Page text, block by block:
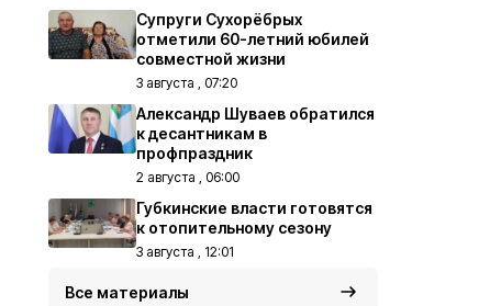
Супруги Сухорёбрых
отметили 60-летний юбилей
совместной жизни
3 августа , 07:20
Александр Шуваев обратился
к десантникам в
профпраздник
2 августа , 06:00
Губкинские власти готовятся
к отопительному сезону
3 августа , 12:01
Все материалы